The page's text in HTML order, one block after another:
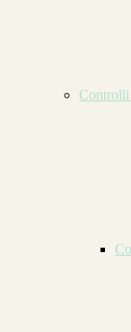
Controlli